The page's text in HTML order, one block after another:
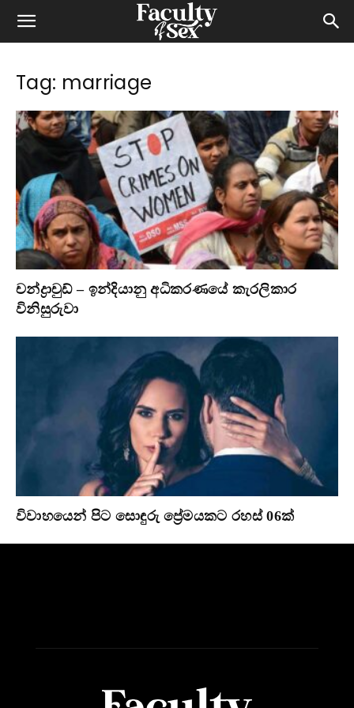
Tag: marriage
චන්ද්‍රාචුඩ් – ඉන්දියානු අධිකරණයේ කැරලිකාර
විනිසුරුවා
විවාහයෙන් පිට සොඳුරු ප්‍රේමයකට රහස් 06ක්